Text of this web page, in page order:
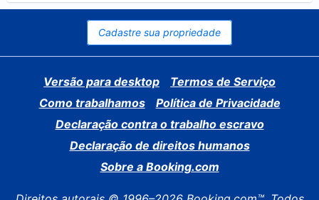
Cadastre sua propriedade
Versão para desktop
Termos de Serviço
Como trabalhamos
Política de Privacidade
Declaração contra o trabalho escravo
Declaração de direitos humanos
Sobre a Booking.com